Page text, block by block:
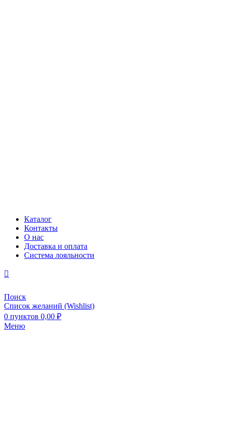
Каталог
Контакты
О нас
Доставка и оплата
Система лояльности
Поиск
Список желаний (Wishlist)
0 пунктов 0,00 ₽
Меню